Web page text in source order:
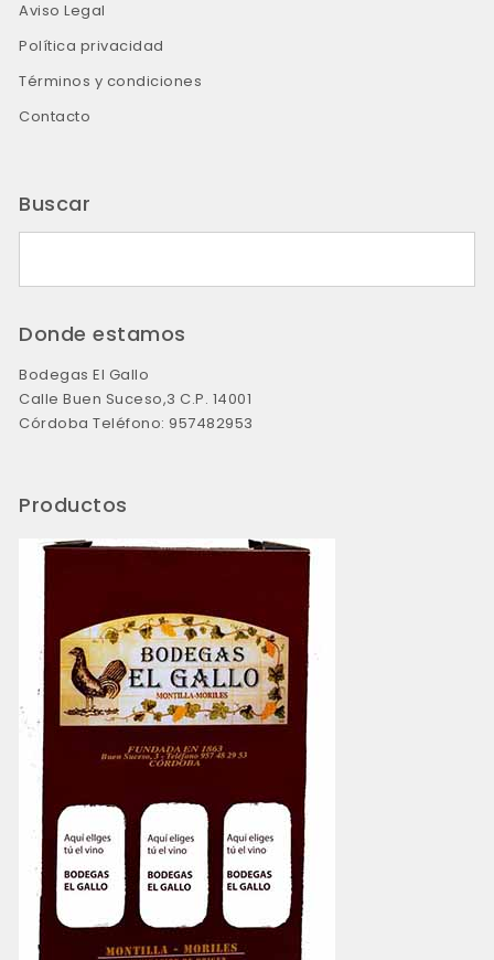
Aviso Legal
Política privacidad
Términos y condiciones
Contacto
Buscar
Donde estamos
Bodegas El Gallo
Calle Buen Suceso,3 C.P. 14001
Córdoba Teléfono: 957482953
Productos